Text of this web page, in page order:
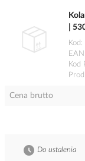
|
Kod
EAN
Kod
Cena brutto
Do ustalenia